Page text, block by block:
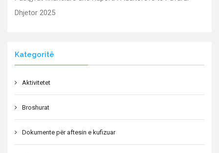
Dhjetor 2025
Kategoritë
Aktivitetet
Broshurat
Dokumente për aftesin e kufizuar